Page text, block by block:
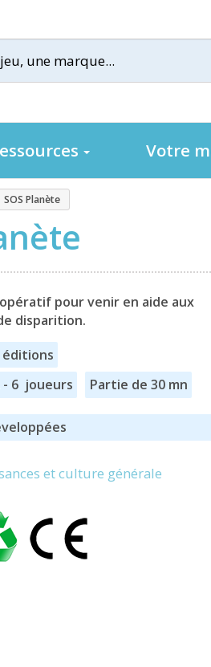
Votre
SOS Planète
pour venir en aide aux
disparition.
éditions
- 6 joueurs Partie de 30 mn
et culture générale